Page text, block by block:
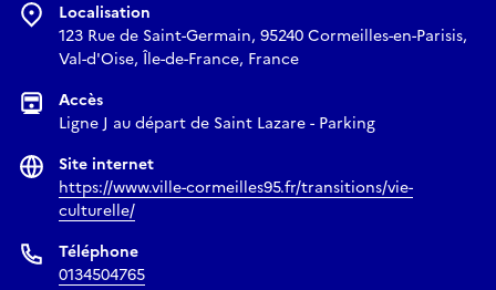
Localisation
123 Rue de Saint-Germain, 95240 Cormeilles-en-Parisis,
Val-d'Oise, Île-de-France, France
Accès
Ligne J au départ de Saint Lazare - Parking
Site internet
https://www.ville-cormeilles95.fr/transitions/vie-
culturelle/
Téléphone
0134504765